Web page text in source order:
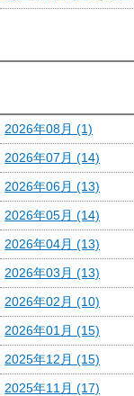
2026年08月 (1)
2026年07月 (14)
2026年06月 (13)
2026年05月 (14)
2026年04月 (13)
2026年03月 (13)
2026年02月 (10)
2026年01月 (15)
2025年12月 (15)
2025年11月 (17)